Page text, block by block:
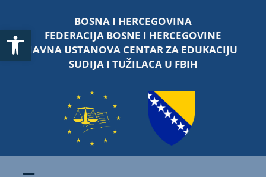
Open toolbar
content
BOSNA I HERCEGOVINA
FEDERACIJA BOSNE I HERCEGOVINE
JAVNA USTANOVA CENTAR ZA EDUKACIJU
SUDIJA I TUŽILACA U FBIH